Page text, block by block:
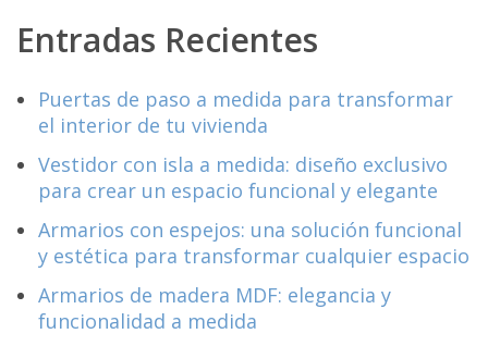
Entradas Recientes
Puertas de paso a medida para transformar
el interior de tu vivienda
Vestidor con isla a medida: diseño exclusivo
para crear un espacio funcional y elegante
Armarios con espejos: una solución funcional
y estética para transformar cualquier espacio
Armarios de madera MDF: elegancia y
funcionalidad a medida